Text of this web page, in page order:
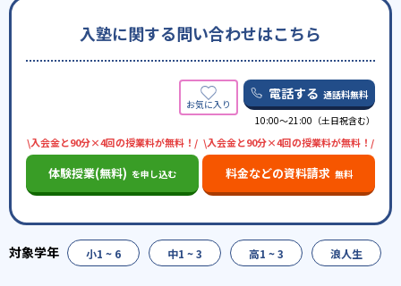
入塾に関する問い合わせはこちら
電話する 通話料無料
10:00〜21:00（土日祝含む）
\入会金と90分×4回の授業料が無料！/
体験授業(無料) を申し込む
\入会金と90分×4回の授業料が無料！/
料金などの資料請求 無料
小1 ~ 6 中1 ~ 3 高1 ~ 3 浪人生